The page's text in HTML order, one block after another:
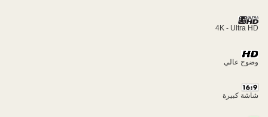
4K - Ultra HD
وضوح عالي
شاشة كبيرة